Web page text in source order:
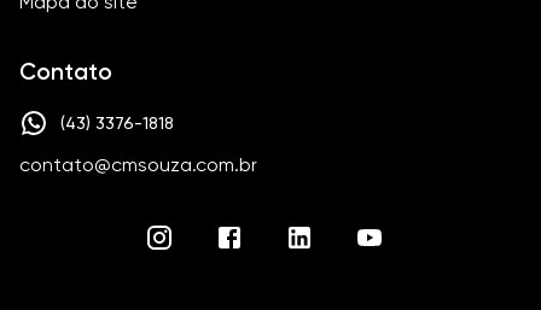
Contato
(43) 3376-1818
contato@cmsouza.com.br